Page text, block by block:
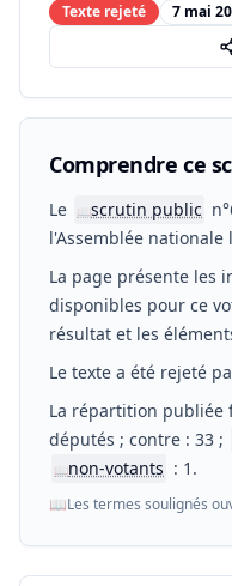
Texte rejeté 7 mai
Comprendre ce
Le 📖scrutin public
l'Assemblée nationale
La page présente les
disponibles pour ce
résultat et les
Le texte a été rejeté
La répartition publiée
députés ; contre : 33 ;
📖non-votants : 1.
📖Les termes soulignés